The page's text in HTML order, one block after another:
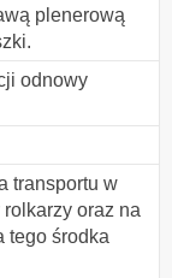
plenerową
odnowy
transportu w
oraz na
tego środka